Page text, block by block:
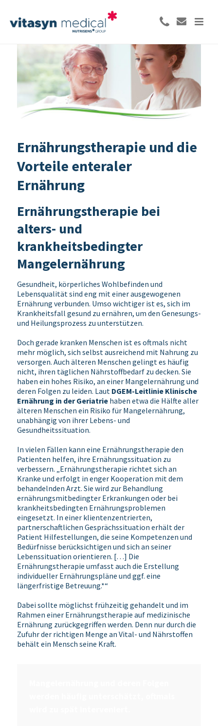
Ernährungs­therapie und die
Vorteile enteraler
Ernährung
Ernährungstherapie bei
alters- und
krankheitsbedingter
Mangelernährung
Gesundheit, körperliches Wohlbefinden und
Lebensqualität sind eng mit einer ausgewogenen
Ernährung verbunden. Umso wichtiger ist es, sich im
Krankheitsfall gesund zu ernähren, um den Genesungs-
und Heilungsprozess zu unterstützen.
Doch gerade kranken Menschen ist es oftmals nicht
mehr möglich, sich selbst ausreichend mit Nahrung zu
versorgen. Auch älteren Menschen gelingt es häufig
nicht, ihren täglichen Nährstoffbedarf zu decken. Sie
haben ein hohes Risiko, an einer Mangelernährung und
deren Folgen zu leiden. Laut DGEM-Leitlinie Klinische
Ernährung in der Geriatrie haben etwa die Hälfte aller
älteren Menschen ein Risiko für Mangelernährung,
unabhängig von ihrer Lebens- und
Gesundheitssituation.
In vielen Fällen kann eine Ernährungstherapie den
Patienten helfen, ihre Ernährungssituation zu
verbessern. „Ernährungstherapie richtet sich an
Kranke und erfolgt in enger Kooperation mit dem
behandelnden Arzt. Sie wird zur Behandlung
ernährungsmitbedingter Erkrankungen oder bei
krankheitsbedingten Ernährungsproblemen
eingesetzt. In einer klientenzentrierten,
partnerschaftlichen Gesprächssituation erhält der
Patient Hilfestellungen, die seine Kompetenzen und
Bedürfnisse berücksichtigen und sich an seiner
Lebenssituation orientieren. […] Die
Ernährungstherapie umfasst auch die Erstellung
individueller Ernährungspläne und ggf. eine
längerfristige Betreuung.*“
Dabei sollte möglichst frühzeitig gehandelt und im
Rahmen einer Ernährungstherapie auf medizinische
Ernährung zurückgegriffen werden. Denn nur durch die
Zufuhr der richtigen Menge an Vital- und Nährstoffen
behält ein Mensch seine Kraft.